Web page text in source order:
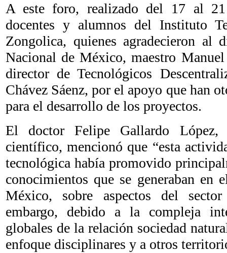
A este foro, realizado del 17 al 21
docentes y alumnos del Instituto
Zongolica, quienes agradecieron al
Nacional de México, maestro
director de Tecnológicos
Chávez Sáenz, por el apoyo que han
para el desarrollo de los proyectos.
El doctor Felipe Gallardo López,
científico, mencionó que “esta
tecnológica había promovido
conocimientos que se generaban en
México, sobre aspectos del
embargo, debido a la compleja
globales de la relación sociedad
enfoque disciplinares y a otros